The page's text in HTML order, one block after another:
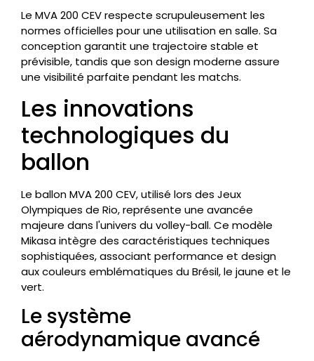
Le MVA 200 CEV respecte scrupuleusement les
normes officielles pour une utilisation en salle. Sa
conception garantit une trajectoire stable et
prévisible, tandis que son design moderne assure
une visibilité parfaite pendant les matchs.
Les innovations
technologiques du
ballon
Le ballon MVA 200 CEV, utilisé lors des Jeux
Olympiques de Rio, représente une avancée
majeure dans l'univers du volley-ball. Ce modèle
Mikasa intègre des caractéristiques techniques
sophistiquées, associant performance et design
aux couleurs emblématiques du Brésil, le jaune et le
vert.
Le système
aérodynamique avancé